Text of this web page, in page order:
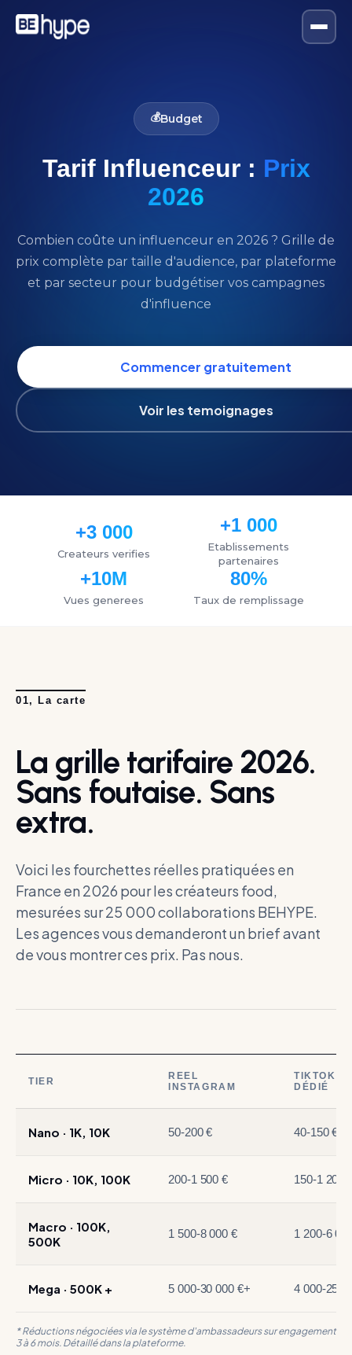
💰Budget
Tarif Influenceur : Prix
2026
Combien coûte un influenceur en 2026 ? Grille de
prix complète par taille d'audience, par plateforme
et par secteur pour budgétiser vos campagnes
d'influence
Commencer gratuitement
Voir les temoignages
+3 000
Createurs verifies
+1 000
Etablissements
partenaires
+10M
Vues generees
80%
Taux de remplissage
01, La carte
La grille tarifaire 2026.
Sans foutaise. Sans
extra.
Voici les fourchettes réelles pratiquées en
France en 2026 pour les créateurs food,
mesurées sur 25 000 collaborations BEHYPE.
Les agences vous demanderont un brief avant
de vous montrer ces prix. Pas nous.
TIER
REEL
INSTAGRAM
TIKTOK
DÉDIÉ
Nano · 1K, 10K 50-200 € 40-150 €
Micro · 10K, 100K 200-1 500 € 150-1 200
Macro · 100K,
500K
1 500-8 000 € 1 200-6
Mega · 500K + 5 000-30 000 €+ 4 000-25
* Réductions négociées via le système d'ambassadeurs sur engagement
3 à 6 mois. Détaillé dans la plateforme.